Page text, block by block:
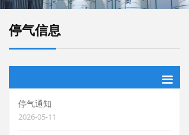
停气通知
2026-05-11
停气信息
끀